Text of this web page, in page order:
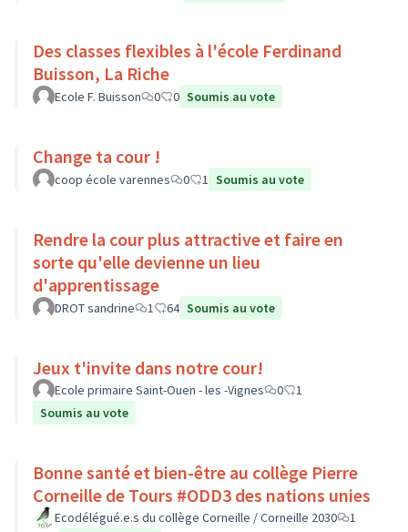
Des classes flexibles à l'école Ferdinand
Buisson, La Riche
Ecole F. Buisson 0 0 Soumis au vote
Change ta cour !
coop école varennes 0 1 Soumis au vote
Rendre la cour plus attractive et faire en
sorte qu'elle devienne un lieu
d'apprentissage
DROT sandrine 1 64 Soumis au vote
Jeux t'invite dans notre cour!
Ecole primaire Saint-Ouen - les -Vignes 0
1
Soumis au vote
Bonne santé et bien-être au collège Pierre
Corneille de Tours #ODD3 des nations unies
Ecodélégué.e.s du collège Corneille / Corneille 2030
1